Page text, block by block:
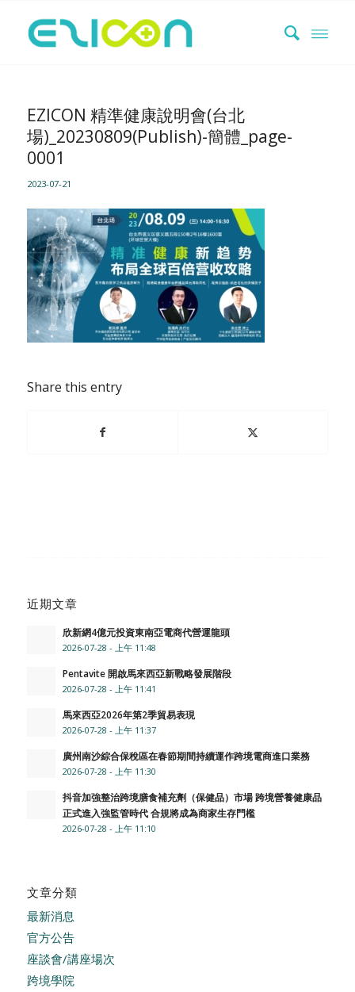
EZICON 精準健康說明會(台北
場)_20230809(Publish)-簡體_page-
0001
2023-07-21
Share this entry
近期文章
欣新網4億元投資東南亞電商代營運龍頭
2026-07-28 - 上午 11:48
Pentavite 開啟馬來西亞新戰略發展階段
2026-07-28 - 上午 11:41
馬來西亞2026年第2季貿易表現
2026-07-28 - 上午 11:37
廣州南沙綜合保稅區在春節期間持續運作跨境電商進口業務
2026-07-28 - 上午 11:30
抖音加強整治跨境膳食補充劑（保健品）市場 跨境營養健康品
正式進入強監管時代 合規將成為商家生存門檻
2026-07-28 - 上午 11:10
文章分類
最新消息
官方公告
座談會/講座場次
跨境學院